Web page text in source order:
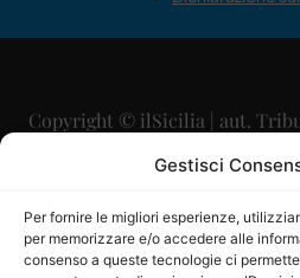
Gestisci
Per fornire le migliori esperienze,
per memorizzare e/o accedere alle
consenso a queste tecnologie ci
Copyright © ilSicilia | aut.
29/09/2015
Direttore Editoriale: